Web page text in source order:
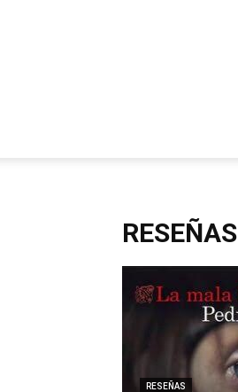
RESEÑAS
RESEÑAS